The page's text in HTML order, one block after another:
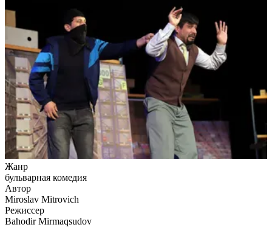
Жанр
бульварная комедия
Автор
Miroslav Mitrovich
Режиссер
Bahodir Mirmaqsudov